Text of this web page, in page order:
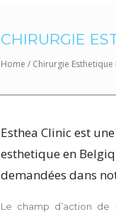
CHIRURGIE
Home / Chirurgie Esthetique
Esthea Clinic est
esthetique en
demandées dans
Le champ d’action de